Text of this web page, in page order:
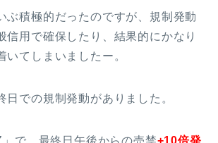
ぶ積極的だったのですが、規制発動
信用で確保したり、結果的にかなり
いてしまいましたー。
日での規制発動がありました。